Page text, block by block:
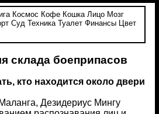
Космос Кофе Кошка Лицо Мозг
Суд Техника Туалет Финансы
Цвет
склада боеприпасов
кто находится около двери
Дезидериус Мингу